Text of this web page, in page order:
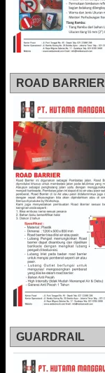
ROAD BARRIER
GUARDRAIL